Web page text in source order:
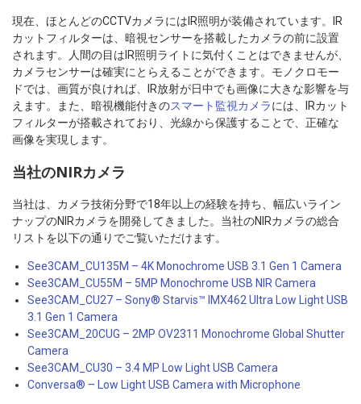
現在、ほとんどのCCTVカメラにはIR照明が装備されています。IR
カットフィルターは、暗視センサーを搭載したカメラの前に設置
されます。人間の目はIR照明ライトに気付くことはできませんが、
カメラセンサーは確実にとらえることができます。モノクロモー
ドでは、画質が良ければ、IR放射が日中でも画像に大きな影響を与
えます。また、暗視機能付きのスマート監視カメラには、IRカット
フィルターが搭載されており、光線から保護することで、正確な
画像を実現します。
当社のNIRカメラ
当社は、カメラ技術分野で18年以上の経験を持ち、幅広いライン
ナップのNIRカメラを開発してきました。当社のNIRカメラの総合
リストを以下の通りでご覧いただけます。
See3CAM_CU135M – 4K Monochrome USB 3.1 Gen 1 Camera
See3CAM_CU55M – 5MP Monochrome USB NIR Camera
See3CAM_CU27 – Sony® Starvis™ IMX462 Ultra Low Light USB
3.1 Gen 1 Camera
See3CAM_20CUG – 2MP OV2311 Monochrome Global Shutter
Camera
See3CAM_CU30 – 3.4 MP Low Light USB Camera
Conversa® – Low Light USB Camera with Microphone